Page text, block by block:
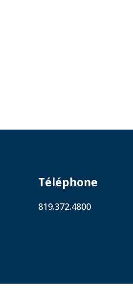
Téléphone
819.372.4800